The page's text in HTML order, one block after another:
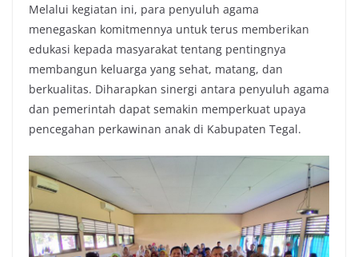
Melalui kegiatan ini, para penyuluh agama
menegaskan komitmennya untuk terus memberikan
edukasi kepada masyarakat tentang pentingnya
membangun keluarga yang sehat, matang, dan
berkualitas. Diharapkan sinergi antara penyuluh agama
dan pemerintah dapat semakin memperkuat upaya
pencegahan perkawinan anak di Kabupaten Tegal.